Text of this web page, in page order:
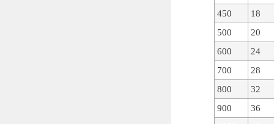
450
18
500
20
600
24
700
28
800
32
900
36